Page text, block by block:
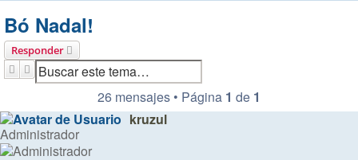
Bó Nadal!
Responder
BuscarBúsqueda avanzada
26 mensajes • Página 1 de 1
kruzul
Administrador